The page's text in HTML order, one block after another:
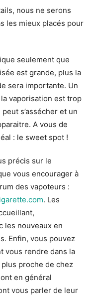
nous ne serons
les mieux placés pour
seulement que
est grande, plus la
sera importante. Un
vaporisation est trop
s’assécher et un
A vous de
: le sweet spot !
précis sur le
vous encourager à
des vapoteurs :
. Les
les nouveaux en
Enfin, vous pouvez
vous rendre dans la
proche de chez
en général
vous parler de leur